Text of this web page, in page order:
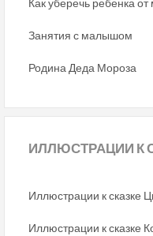
Как уберечь ребенка
Занятия с малышом
Родина Деда Мороза
ИЛЛЮСТРАЦИИ К
Иллюстрации к сказке
Иллюстрации к сказке